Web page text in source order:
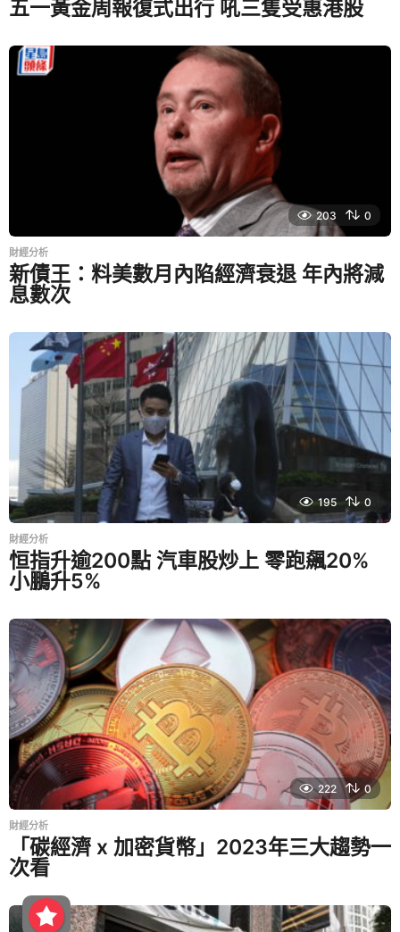
岑智勇籲投資者做好風險管理
岑智勇指出18000點為第一站，其後再視乎大市能否補回
18200至18400點之間的裂口，以及會否再挑戰19000點。
岑智勇再次提醒投資者，目前困擾市況的負面消息仍在，以
要做風險管理。
被問及在目前市況下，投資者可以將資金投放於哪些板塊
時，岑智勇指出青島啤（0168）及潤啤（0291）等具內需概
念股。若投資者暫未有頭緒，可以考慮將資金投放在指數基
金。
原
五一黃金周報復式出行 吼三隻受惠港股
203 0
財經分析
新債王：料美數月內陷經濟衰退 年內將減
息數次
195 0
財經分析
恒指升逾200點 汽車股炒上 零跑飆20%
小鵬升5%
222 0
財經分析
「碳經濟 x 加密貨幣」2023年三大趨勢一
次看